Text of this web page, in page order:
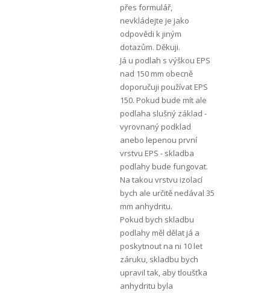
přes formulář,
nevkládejte je jako
odpovědi k jiným
dotazům. Děkuji.
Já u podlah s výškou EPS
nad 150 mm obecně
doporučuji používat EPS
150. Pokud bude mít ale
podlaha slušný základ -
vyrovnaný podklad
anebo lepenou první
vrstvu EPS - skladba
podlahy bude fungovat.
Na takou vrstvu izolací
bych ale určitě nedával 35
mm anhydritu.
Pokud bych skladbu
podlahy měl dělat já a
poskytnout na ni 10 let
záruku, skladbu bych
upravil tak, aby tloušťka
anhydritu byla